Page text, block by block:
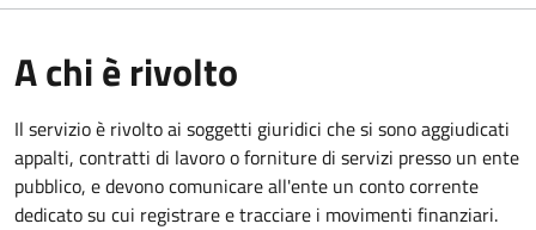
A chi è rivolto
Il servizio è rivolto ai soggetti giuridici che si sono aggiudicati
appalti, contratti di lavoro o forniture di servizi presso un ente
pubblico, e devono comunicare all'ente un conto corrente
dedicato su cui registrare e tracciare i movimenti finanziari.